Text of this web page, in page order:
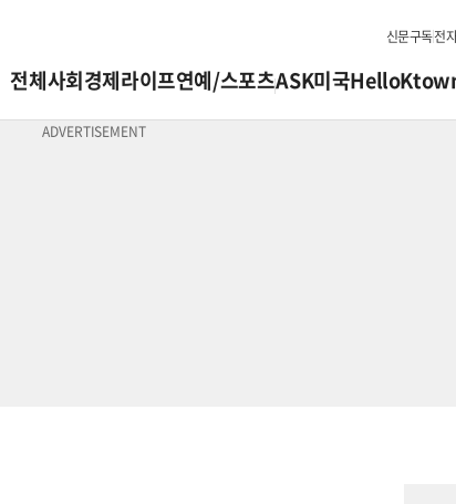
신문구독전
전체사회경제라이프연예/스포츠ASK미국